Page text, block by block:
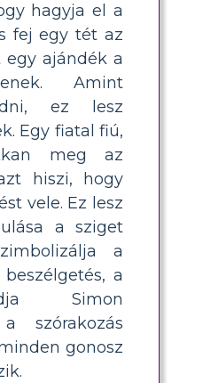
hagyja el a
fej egy tét az
ajándék a
Amint
ez lesz
Egy fiatal fiú,
meg az
hiszi, hogy
vele. Ez lesz
a sziget
a
a
Simon
szórakozás
gonosz